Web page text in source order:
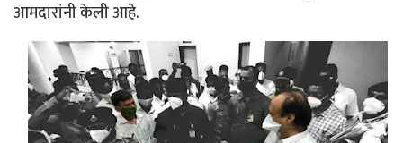
आमदारांनी केली आहे.